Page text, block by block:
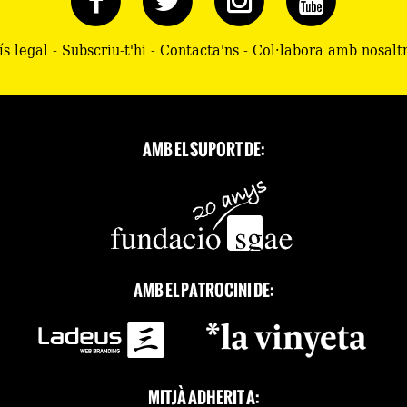
legal- Subscriu-t'hi-Contacta'ns-Col·labora amb
AMB EL SUPORT DE:
AMB EL PATROCINI DE:
MITJÀ ADHERIT A: